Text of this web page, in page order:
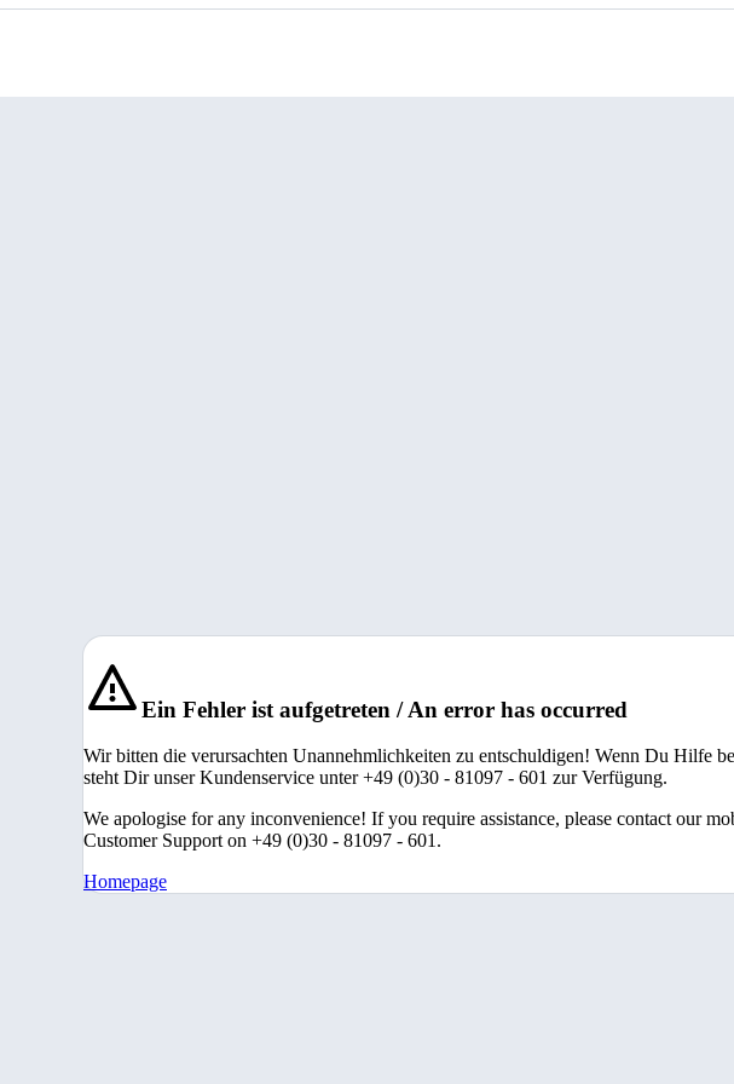
Ein Fehler ist aufgetreten / An error has occurred
Wir bitten die verursachten Unannehmlichkeiten zu entschuldigen! Wenn Du Hilfe
steht Dir unser Kundenservice unter +49 (0)30 - 81097 - 601 zur Verfügung.
We apologise for any inconvenience! If you require assistance, please contact our
Customer Support on +49 (0)30 - 81097 - 601.
Homepage